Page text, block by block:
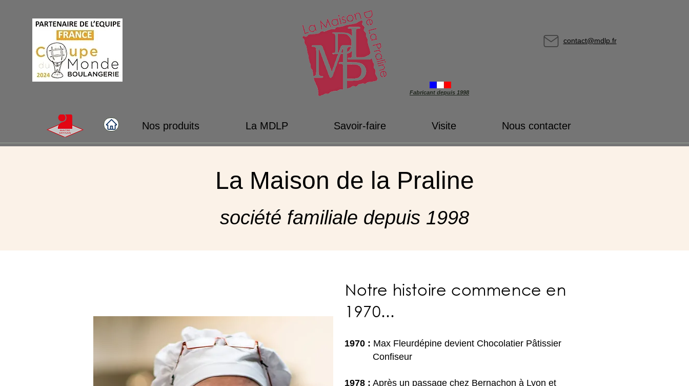
Fabricant depuis 1998
contact@mdlp.fr
Nos produits La MDLP Savoir-faire Visite Nous contacter
La Maison de la Praline
société familiale depuis 1998
Notre histoire commence en
1970...
1970 : Max Fleurdépine devient Chocolatier Pâtissier
Confiseur
1978 : Après un passage chez Bernachon à Lyon et